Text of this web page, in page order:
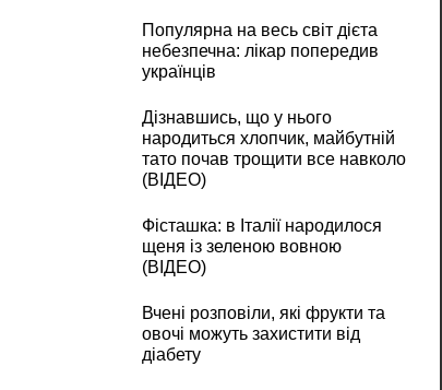
Популярна на весь світ дієта
небезпечна: лікар попередив
українців
Дізнавшись, що у нього
народиться хлопчик, майбутній
тато почав трощити все навколо
(ВІДЕО)
Фісташка: в Італії народилося
щеня із зеленою вовною
(ВІДЕО)
Вчені розповіли, які фрукти та
овочі можуть захистити від
діабету